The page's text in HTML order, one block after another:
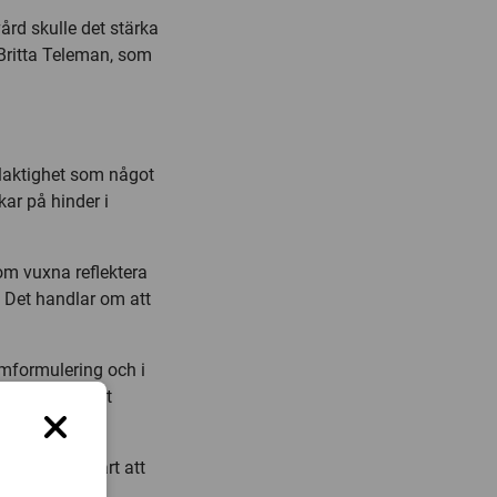
skulle det stärka
Teleman, som
som något
på hinder i
vuxna reflektera
handlar om att
och i
chansen att
blir det svårt att